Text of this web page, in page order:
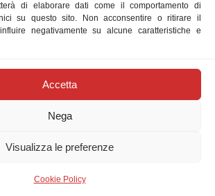
di elaborare dati come il comportamento di
su questo sito. Non acconsentire o ritirare il
negativamente su alcune caratteristiche e
Accetta
Nega
Visualizza le preferenze
Cookie Policy
per essere sicuri che tu possa avere la
sul nostro sito. Se continui ad utilizzare